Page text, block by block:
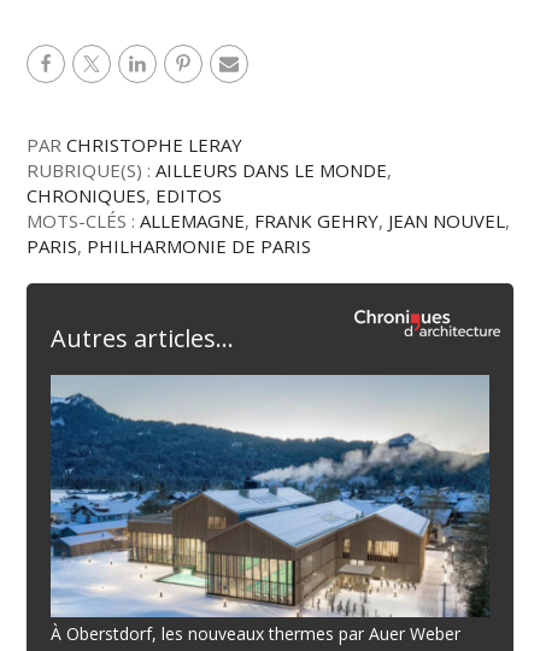
PARCHRISTOPHE LERAY
RUBRIQUE(S) :AILLEURS DANS LE MONDE,
CHRONIQUES, EDITOS
MOTS-CLÉS :ALLEMAGNE, FRANK GEHRY, JEAN NOUVEL ,
PARIS, PHILHARMONIE DE PARIS
Autres articles...
À Oberstdorf, les nouveaux thermes par Auer Weber